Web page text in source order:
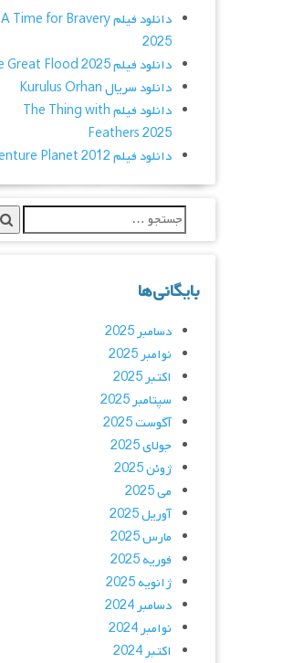
دانلود فیلم A Time for Bravery
2025
دانلود فیلم The Great Flood 2025
دانلود سریال Kurulus Orhan
دانلود فیلم The Thing with
Feathers 2025
دانلود فیلم Adventure Planet 2012
بایگانی‌ها
دسامبر 2025
نوامبر 2025
اکتبر 2025
سپتامبر 2025
آگوست 2025
جولای 2025
ژوئن 2025
می 2025
آوریل 2025
مارس 2025
فوریه 2025
ژانویه 2025
دسامبر 2024
نوامبر 2024
اکتبر 2024